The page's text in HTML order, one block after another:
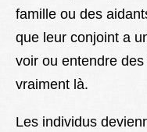
famille ou des
que leur conjoint a
voir ou entendre
vraiment là.
Les individus